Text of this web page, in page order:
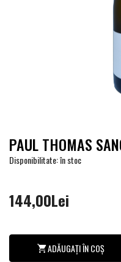
PAUL THOMAS
Disponibilitate: în stoc
144,00Lei
ADĂUGAȚI ÎN COȘ